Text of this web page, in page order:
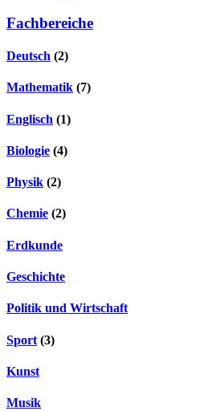
Fachbereiche
Deutsch (2)
Mathematik (7)
Englisch (1)
Biologie (4)
Physik (2)
Chemie (2)
Erdkunde
Geschichte
Politik und Wirtschaft
Sport (3)
Kunst
Musik